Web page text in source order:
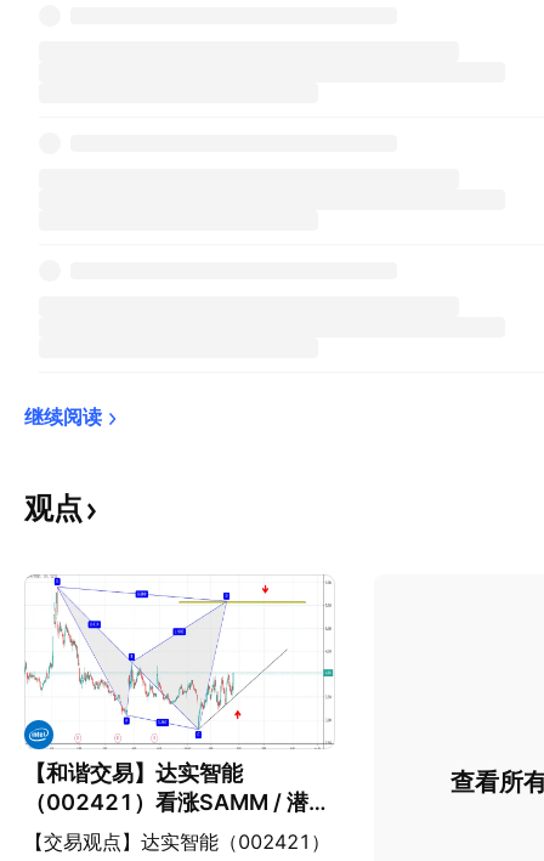
继续阅读
观点
【和谐交易】达实智能
（002421）看涨SAMM / 潜在
看跌鲨鱼形态
【交易观点】达实智能（002421）
查看所